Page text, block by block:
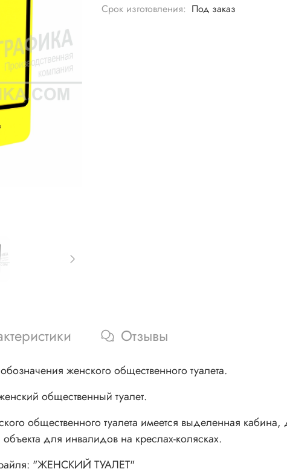
Срок изготовления: Под заказ
Отзывы
женского общественного туалета.
общественный туалет.
общественного туалета имеется выделенная
для инвалидов на креслах-колясках.
"ЖЕНСКИЙ ТУАЛЕТ"